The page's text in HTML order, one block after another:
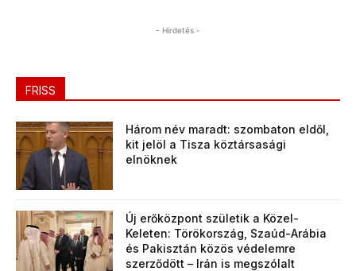
- Hirdetés -
FRISS
Három név maradt: szombaton eldől,
kit jelöl a Tisza köztársasági
elnöknek
Új erőközpont születik a Közel-
Keleten: Törökország, Szaúd-Arábia
és Pakisztán közös védelemre
szerződött – Irán is megszólalt